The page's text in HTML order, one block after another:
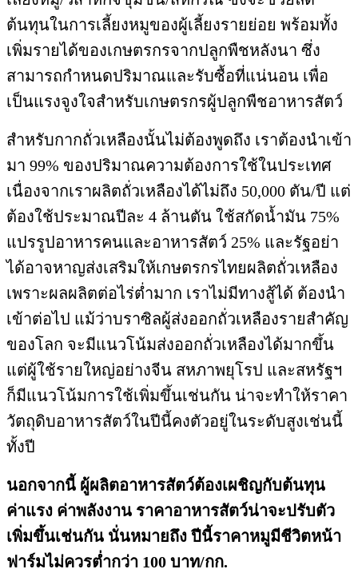
ต้นทุนในการเลี้ยงหมูของผู้เลี้ยงรายย่อย พร้อมทั้ง
เพิ่มรายได้ของเกษตรกรจากปลูกพืชหลังนา ซึ่ง
สามารถกำหนดปริมาณและรับซื้อที่แน่นอน เพื่อ
เป็นแรงจูงใจสำหรับเกษตรกรผู้ปลูกพืชอาหารสัตว์
สำหรับกากถั่วเหลืองนั้นไม่ต้องพูดถึง เราต้องนำเข้า
มา 99% ของปริมาณความต้องการใช้ในประเทศ
เนื่องจากเราผลิตถั่วเหลืองได้ไม่ถึง 50,000 ตัน/ปี แต่
ต้องใช้ประมาณปีละ 4 ล้านตัน ใช้สกัดน้ำมัน 75%
แปรรูปอาหารคนและอาหารสัตว์ 25% และรัฐอย่า
ได้อาจหาญส่งเสริมให้เกษตรกรไทยผลิตถั่วเหลือง
เพราะผลผลิตต่อไร่ต่ำมาก เราไม่มีทางสู้ได้ ต้องนำ
เข้าต่อไป แม้ว่าบราซิลผู้ส่งออกถั่วเหลืองรายสำคัญ
ของโลก จะมีแนวโน้มส่งออกถั่วเหลืองได้มากขึ้น
แต่ผู้ใช้รายใหญ่อย่างจีน สหภาพยุโรป และสหรัฐฯ
ก็มีแนวโน้มการใช้เพิ่มขึ้นเช่นกัน น่าจะทำให้ราคา
วัตถุดิบอาหารสัตว์ในปีนี้คงตัวอยู่ในระดับสูงเช่นนี้
ทั้งปี
นอกจากนี้ ผู้ผลิตอาหารสัตว์ต้องเผชิญกับต้นทุน
ค่าแรง ค่าพลังงาน ราคาอาหารสัตว์น่าจะปรับตัว
เพิ่มขึ้นเช่นกัน นั่นหมายถึง ปีนี้ราคาหมูมีชีวิตหน้า
ฟาร์มไม่ควรต่ำกว่า 100 บาท/กก.